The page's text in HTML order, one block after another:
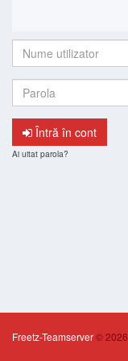
Nume
utilizator:
Parola:
Întră în cont
Ai uitat parola?
Freetz-Teamserver© 2026